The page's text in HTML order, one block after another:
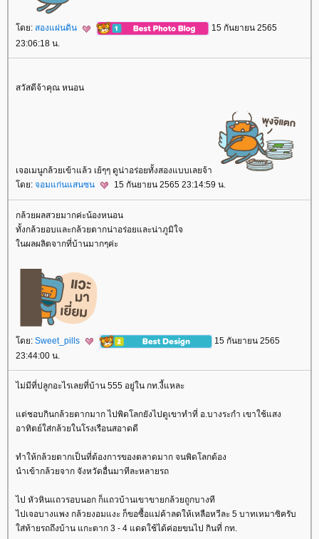
ดย: สองแผ่นดิน
15 กันยายน 2565
23:06:18 น.
สวัสดีจ้าคุณ หนอน
เจอเมนูกล้วยเข้าแล้ว เย้ๆๆ ดูน่าอร่อยทั้งสองแบบเลยจ้า
ดย: จอมแก่นแสนซน 15 กันยายน 2565 23:14:59 น.
กล้วยผลสวยมากค่ะน้องหนอน
ทั้งกล้วยอบและกล้วยตากน่าอร่อยและน่าภูมิใจ
นผลผลิตจากที่บ้านมากๆค่ะ
ดย: Sweet_pills
15 กันยายน 2565
23:44:00 น.
ไม่มีที่ปลูกอะไรเลยที่บ้าน 555 อยู่ใน กท.งี้แหละ
ต่ชอบกินกล้วยตากมาก ไปพิดโลกยังไปดูเขาทำที่ อ.บางระกำ เขาใช้แสง
อาทิตย์ใส่กล้วยในโรงเรือนสอาดดี
ทำให้กล้วยตากเป็นที่ต้องการของตลาดมาก จนพิดโลกต้อง
นำเข้ากล้วยจาก จังหวัดอื่นมาทีละหลายรถ
ไป หัวหินแถวรอบนอก ก็แถวบ้านเขาขายกล้วยถูกบางที
ไปเจอบางแพง กล้วยงอมแงะ ก็ขอซื้อแม่ค้าลดให้เหลือหวีละ 5 บาทเหมาซิครับ
ส่ท้ายรถถึงบ้าน แกะตาก 3 - 4 แดดใช้ได้ค่อยขนไป กินที่ กท.